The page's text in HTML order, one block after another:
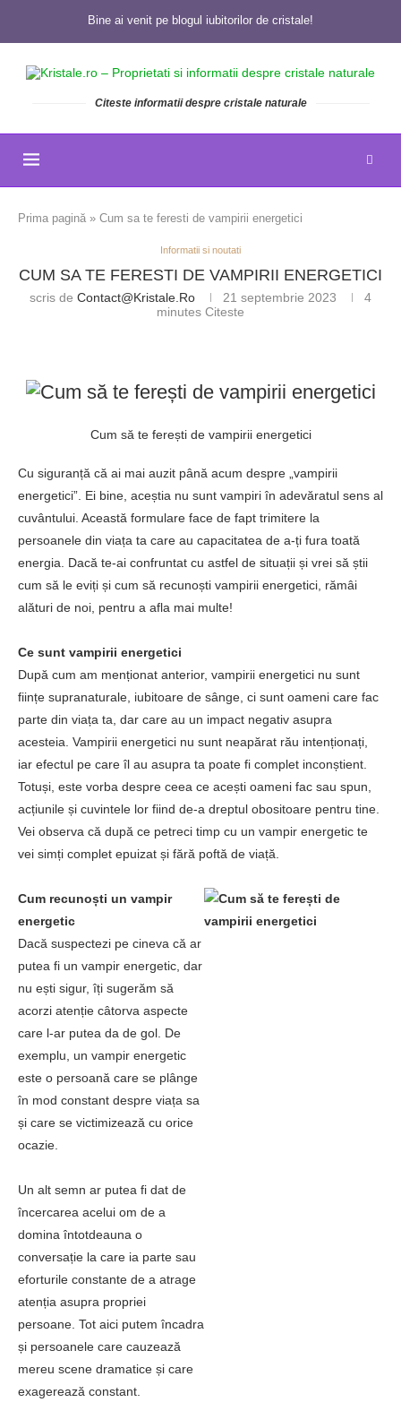
Bine ai venit pe blogul iubitorilor de cristale!
Citeste informatii despre cristale naturale
Prima pagină » Cum sa te feresti de vampirii energetici
Informatii si noutati
CUM SA TE FERESTI DE VAMPIRII ENERGETICI
scris de Contact@kristale.ro 21 septembrie 2023
4
minutes Citeste
Cum să te ferești de vampirii energetici
Cu siguranță că ai mai auzit până acum despre „vampirii
energetici”. Ei bine, aceștia nu sunt vampiri în adevăratul sens al
cuvântului. Această formulare face de fapt trimitere la
persoanele din viața ta care au capacitatea de a-ți fura toată
energia. Dacă te-ai confruntat cu astfel de situații și vrei să știi
cum să le eviți și cum să recunoști vampirii energetici, rămâi
alături de noi, pentru a afla mai multe!
Ce sunt vampirii energetici
După cum am menționat anterior, vampirii energetici nu sunt
ființe supranaturale, iubitoare de sânge, ci sunt oameni care fac
parte din viața ta, dar care au un impact negativ asupra
acesteia. Vampirii energetici nu sunt neapărat rău intenționați,
iar efectul pe care îl au asupra ta poate fi complet inconștient.
Totuși, este vorba despre ceea ce acești oameni fac sau spun,
acțiunile și cuvintele lor fiind de-a dreptul obositoare pentru tine.
Vei observa că după ce petreci timp cu un vampir energetic te
vei simți complet epuizat și fără poftă de viață.
Cum recunoști un vampir
energetic
Dacă suspectezi pe cineva că ar
putea fi un vampir energetic, dar
nu ești sigur, îți sugerăm să
acorzi atenție câtorva aspecte
care l-ar putea da de gol. De
exemplu, un vampir energetic
este o persoană care se plânge
în mod constant despre viața sa
și care se victimizează cu orice
ocazie.
Un alt semn ar putea fi dat de
încercarea acelui om de a
domina întotdeauna o
conversație la care ia parte sau
eforturile constante de a atrage
atenția asupra propriei
persoane. Tot aici putem încadra
și persoanele care cauzează
mereu scene dramatice și care
exagerează constant.